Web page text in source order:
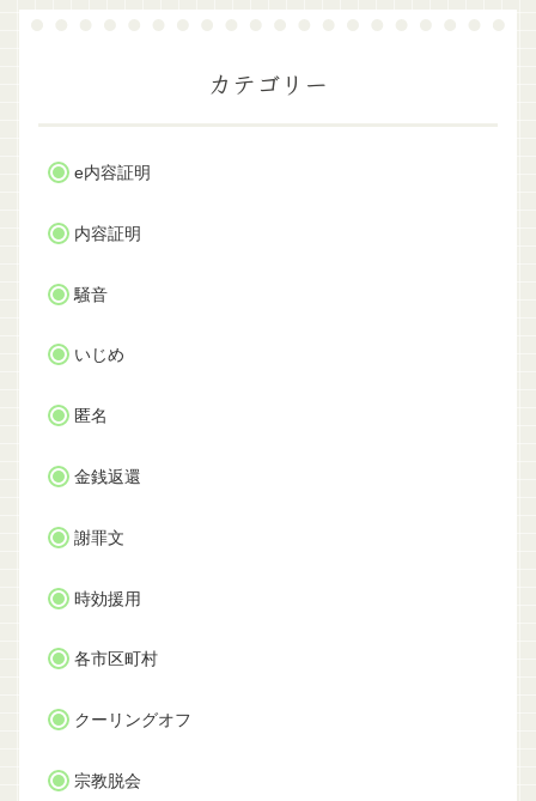
カテゴリー
e内容証明
内容証明
騒音
いじめ
匿名
金銭返還
謝罪文
時効援用
各市区町村
クーリングオフ
宗教脱会